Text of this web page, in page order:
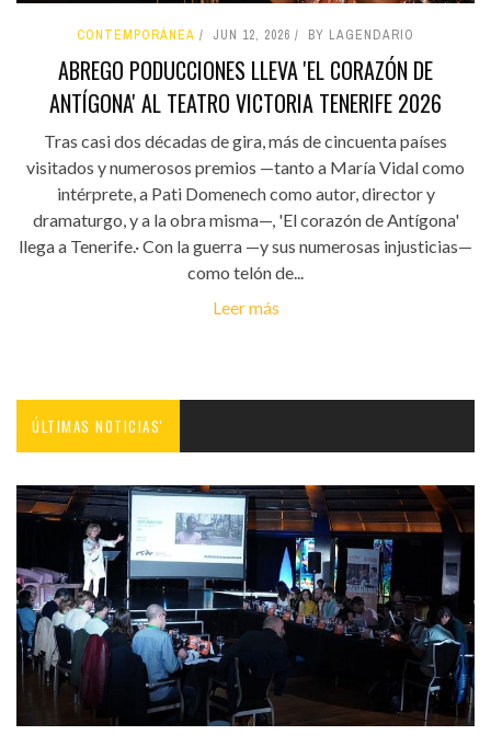
CONTEMPORÁNEA JUN 12, 2026 BY LAGENDARIO
ABREGO PODUCCIONES LLEVA 'EL CORAZÓN DE
ANTÍGONA' AL TEATRO VICTORIA TENERIFE 2026
Tras casi dos décadas de gira, más de cincuenta países
visitados y numerosos premios —tanto a María Vidal como
intérprete, a Pati Domenech como autor, director y
dramaturgo, y a la obra misma—, 'El corazón de Antígona'
llega a Tenerife.· Con la guerra —y sus numerosas injusticias—
como telón de...
Leer más
ÚLTIMAS NOTICIAS'